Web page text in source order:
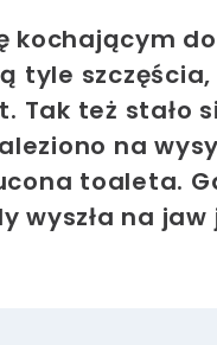
kochającym
tyle szczęścia,
Tak też stało
na
toaleta.
wyszła na